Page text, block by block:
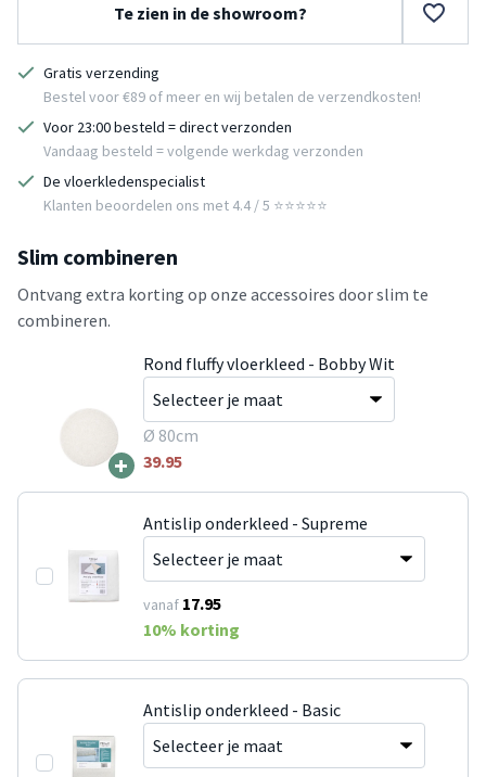
Te zien in de showroom?
Gratis verzending
Bestel voor €89 of meer en wij betalen de verzendkosten!
Voor 23:00 besteld = direct verzonden
Vandaag besteld = volgende werkdag verzonden
De vloerkledenspecialist
Klanten beoordelen ons met 4.4 / 5 ⭐⭐⭐⭐⭐
Slim combineren
Ontvang extra korting op onze accessoires door slim te
combineren.
+
Rond fluffy vloerkleed - Bobby Wit
Ø 80cm
39.95
Antislip onderkleed - Supreme
vanaf 17.95
10% korting
Antislip onderkleed - Basic